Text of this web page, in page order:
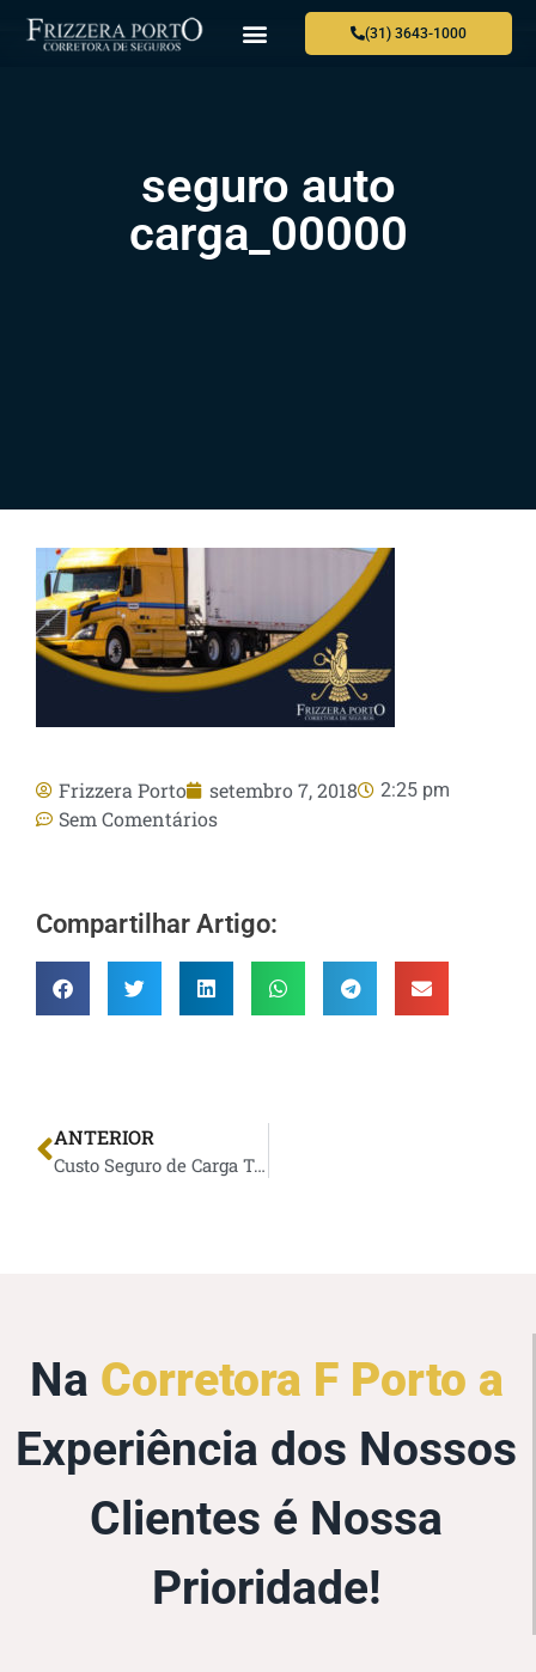
(31) 3643-1000
seguro auto
carga_00000
Frizzera Porto setembro 7, 2018 2:25 pm
Sem Comentários
Compartilhar Artigo:
ANTERIOR
Custo Seguro de Carga Transportada x Prejuízo na Perda Por Não Ter Seguro
Na Corretora F Porto a
Experiência dos Nossos
Clientes é Nossa
Prioridade!